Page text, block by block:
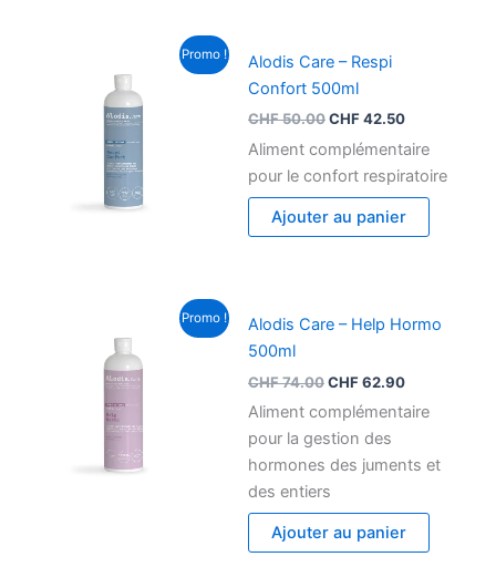
Promo !
Alodis Care – Respi
Confort 500ml
CHF50.00
prix
initial
était :
CHF 50.00.
CHF42.50CHF 42.50.
Aliment complémentaire
pour le confort respiratoire
Ajouter au panier
Promo !
Alodis Care – Help Hormo
500ml
CHF74.00
prix
CHF 74.00.
CHF62.90
prix
CHF 62.90.
Aliment complémentaire
pour la gestion des
hormones des juments et
des entiers
Ajouter au panier